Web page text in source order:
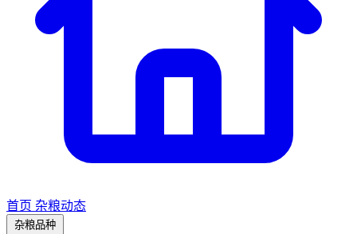
首页 杂粮动态
杂粮品种